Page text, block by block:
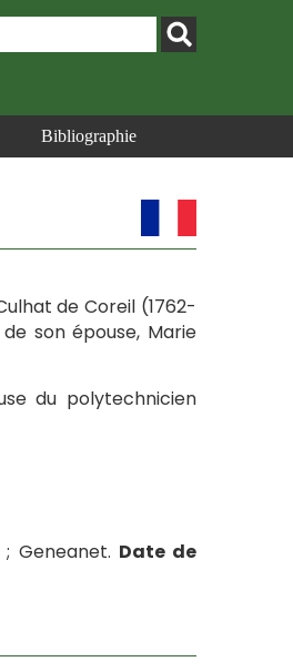
Bibliographie
de Coreil (1762-
son épouse, Marie
du polytechnicien
Geneanet. Date de